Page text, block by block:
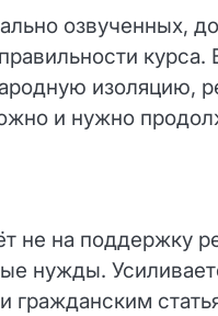
озвученных,
курса.
изоляцию,
и нужно
не на поддержку
нужды.